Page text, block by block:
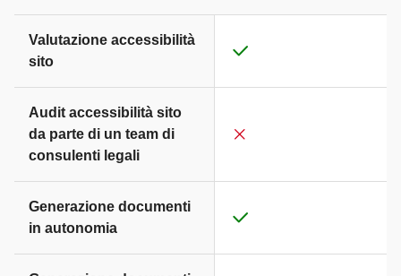
Valutazione accessibilità
sito
Audit accessibilità sito
da parte di un team di
consulenti legali
Generazione documenti
in autonomia